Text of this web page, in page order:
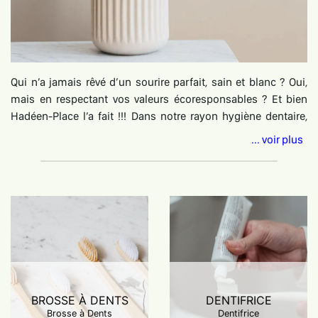
Qui n’a jamais rêvé d’un sourire parfait, sain et blanc ? Oui,
mais en respectant vos valeurs écoresponsables ? Et bien
Hadéen-Place l’a fait !!! Dans notre rayon hygiène dentaire,
toute une sélection de dentifrice solide ou d’accessoires
planète : brosse à dents en bois de hêtre bio certifié FSC,
brosse à dents en bambou bio faite en France, brosses à
dents têtes interchangeables bios en bambou origine France,
étui de voyage en bambou bio certifié durable pour brosses à
dents écologiques, pochette à brosse à dent en coton bio
certifié Oeko-tex, étui à brosse à dent lavable en coton bio fait
main en France… Privilégiez l’utilisation de dentifrices
... voir plus
BROSSE À DENTS
Brosse à Dents
DENTIFRICE
Dentifrice